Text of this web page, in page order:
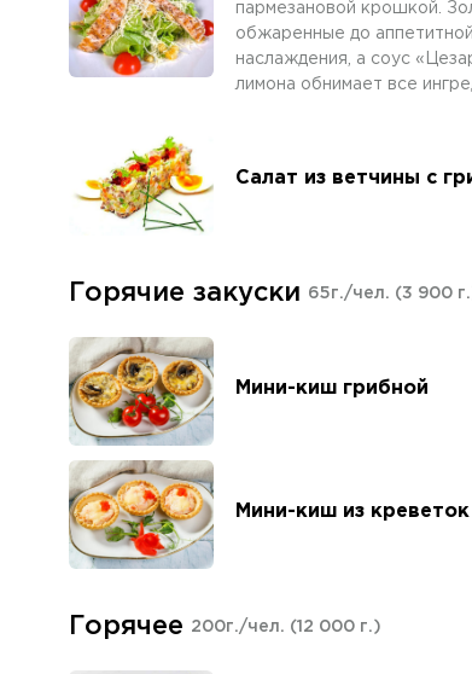
пармезановой крошкой.
обжаренные до
наслаждения, а соус
лимона обнимает все
Салат из ветчины с
Горячие закуски 65г./чел. (3 900
Мини-киш грибной
Мини-киш из креветок
Горячее 200г./чел. (12 000 г.)